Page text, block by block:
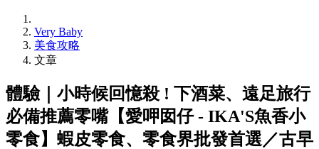
Very Baby
美食攻略
文章
體驗｜小時候回憶殺 ! 下酒菜、遠足旅行
必備推薦零嘴【愛呷囡仔 - IKA'S魚香小
零食】蝦皮零食、零食界批發首選／古早